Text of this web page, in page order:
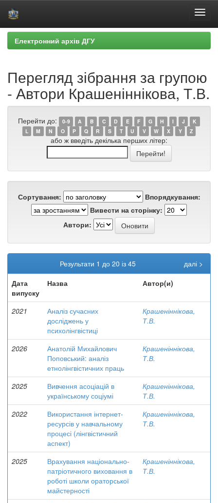
Skip
navigation
Електронний архів ДГУ
Перегляд зібрання за групою
- Автори Крашеніннікова, Т.В.
Перейти до: 0-9 A B C D E F G H I J
K
L
M N O P Q R S T U V W X Y Z
або ж введіть декілька перших літер:
Сортування:
Впорядкування:
Вивести на сторінку:
Автори:
Результати 1 до 20 із 45
далі >
Дата
випуску
Назва Автор(и)
2021
Аналіз сучасних
досліджень у
психолінгвістиці
Крашеніннікова,
Т.В.
2026
Анатолій Михайлович
Поповський: аналіз
етнолінгвістичних праць
Крашеніннікова,
Т.В.
2025
Вивчення асоціацій в
українському соціумі
Крашеніннікова,
Т.В.
2022
Використання інтернет-
ресурсів у навчальному
процесі (лінгвістичний
аспект)
Крашеніннікова,
Т.В.
2025
Врахування національно-
патріотичного виховання в
роботі школи ораторської
майстерності
Крашеніннікова,
Т.В.